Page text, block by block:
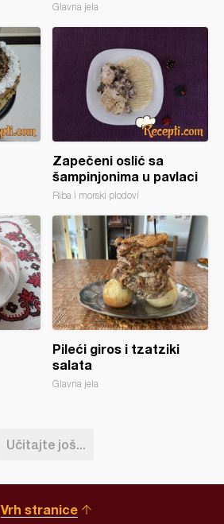
Glavna jela
Zapečeni oslić sa
šampinjonima u pavlaci
Riba i morski plodovi
Pileći giros i tzatziki
salata
Glavna jela
Učitajte još...
Vrh stranice